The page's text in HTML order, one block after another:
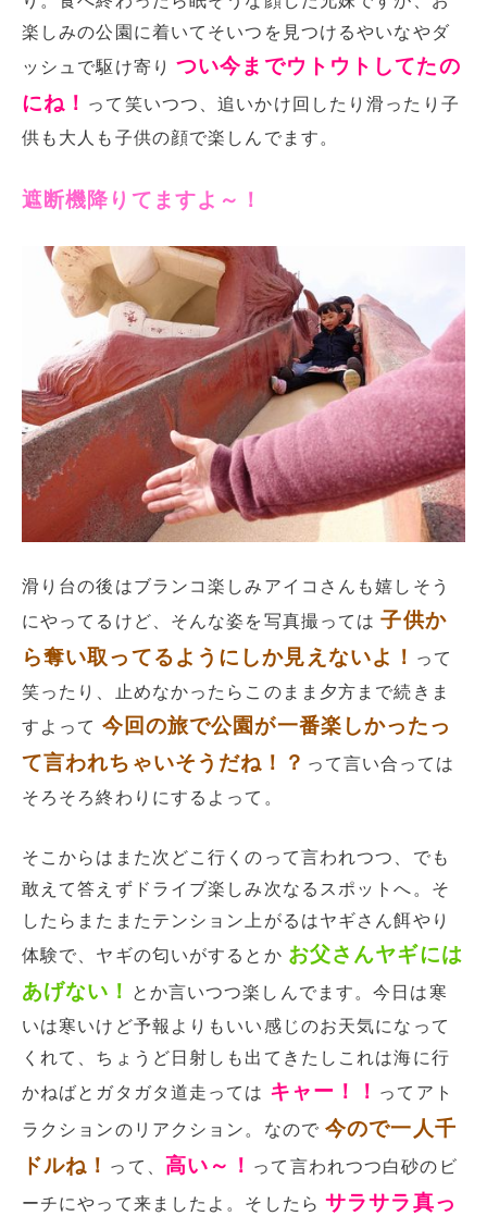
楽しみの公園に着いてそいつを見つけるやいなやダ
ッシュで駆け寄りつい今までウトウトしてたの
にね！ って笑いつつ、追いかけ回したり滑ったり子
供も大人も子供の顔で楽しんでます。
遮断機降りてますよ～！
滑り台の後はブランコ楽しみアイコさんも嬉しそう
にやってるけど、そんな姿を写真撮っては子供か
ら奪い取ってるようにしか見えないよ！ って
笑ったり、止めなかったらこのまま夕方まで続きま
すよって 今回の旅で公園が一番楽しかったっ
て言われちゃいそうだね！？ って言い合っては
そろそろ終わりにするよって。
そこからはまた次どこ行くのって言われつつ、でも
敢えて答えずドライブ楽しみ次なるスポットへ。そ
したらまたまたテンション上がるはヤギさん餌やり
体験で、ヤギの匂いがするとか お父さんヤギには
あげない！
とか言いつつ楽しんでます。今日は寒
いは寒いけど予報よりもいい感じのお天気になって
くれて、ちょうど日射しも出てきたしこれは海に行
かねばとガタガタ道走っては キャー！！ ってアト
ラクションのリアクション。なので今ので一人千
ドルね！ って、 高い～！ って言われつつ白砂のビ
ーチにやって来ましたよ。そしたらサラサラ真っ